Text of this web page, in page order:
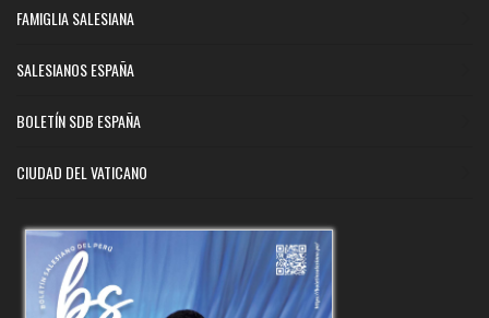
FAMIGLIA SALESIANA
SALESIANOS ESPAÑA
BOLETÍN SDB ESPAÑA
CIUDAD DEL VATICANO